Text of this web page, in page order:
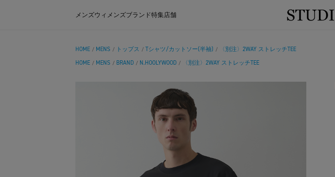
メンズウィメンズブランド特集店舗
HOME / MENS / トップス / Tシャツ/カットソー(半袖) /
〈別注〉2WAY ストレッチTEE
HOME / MENS / BRAND / N.HOOLYWOOD / 〈別注〉2WAY ストレッチTEE